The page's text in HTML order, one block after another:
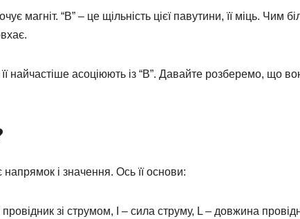
магніт. “В” – це щільність цієї павутини, її міць. Чим
найчастіше асоціюють із “В”. Давайте розберемо, що
і значення. Ось її основи:
зі струмом, I – сила струму, L – довжина